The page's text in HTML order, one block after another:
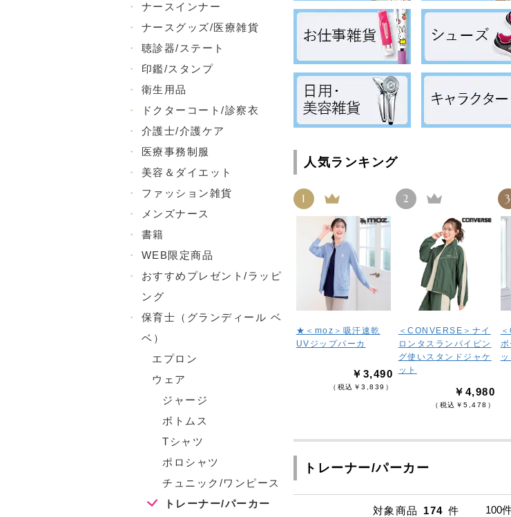
・
ナースインナー
・
ナースグッズ/医療雑貨
・
聴診器/ステート
・
印鑑/スタンプ
・
衛生用品
・
ドクターコート/診察衣
・
介護士/介護ケア
・
医療事務制服
・
美容＆ダイエット
・
ファッション雑貨
・
メンズナース
・
書籍
・
WEB限定商品
・
おすすめプレゼント/ラッピ
ング
・
保育士（グランディール ベ
ベ）
エプロン
ウェア
ジャージ
ボトムス
Tシャツ
ポロシャツ
チュニック/ワンピース
トレーナー/パーカー
人気ランキング
1
★＜moz＞吸汗速乾
UVジップパーカ
￥3,490
（税込￥3,839）
2
＜CONVERSE＞ナイ
ロンタスランパイピン
グ使いスタンドジャケ
ット
￥4,980
（税込￥5,478）
3
ッ
トレーナー/パーカー
対象商品 174 件